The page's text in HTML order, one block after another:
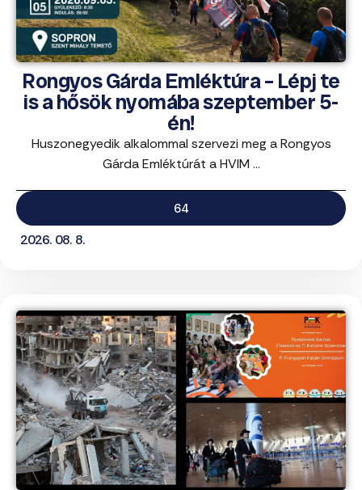
Rongyos Gárda Emléktúra – Lépj te
is a hősök nyomába szeptember 5-
én!
Huszonegyedik alkalommal szervezi meg a Rongyos
Gárda Emléktúrát a HVIM ...
64
2026. 08. 8.